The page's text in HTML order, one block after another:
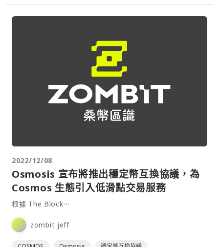
2022/12/08
Osmosis 宣布將推出穩定幣互換協議，為
Cosmos 生態引入低滑點交易服務
根據 The Block⋯
zombit jeff